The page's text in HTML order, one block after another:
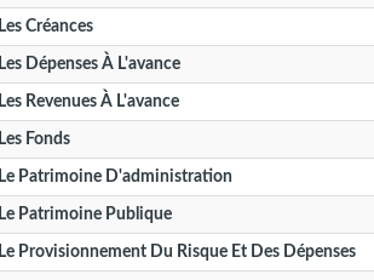
Les Créances
Les Dépenses À L'avance
Les Revenues À L'avance
Les Fonds
Le Patrimoine D'administration
Le Patrimoine Publique
Le Provisionnement Du Risque Et Des Dépenses